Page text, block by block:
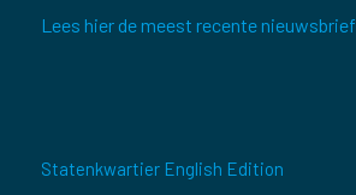
Lees hier de meest recente nieuwsbrief
Statenkwartier English Edition